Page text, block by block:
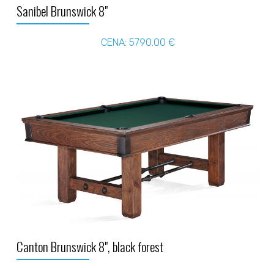
Sanibel Brunswick 8"
CENA: 5790.00 €
Canton Brunswick 8", black forest